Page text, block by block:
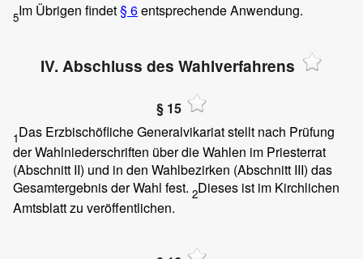
5Im Übrigen findet§ 6entsprechende Anwendung.
IV. Abschluss des Wahlverfahrens
§ 15
1Das Erzbischöfliche Generalvikariat stellt nach Prüfung
der Wahlniederschriften über die Wahlen im Priesterrat
(Abschnitt II) und in den Wahlbezirken (Abschnitt III) das
Gesamtergebnis der Wahl fest. 2Dieses ist im Kirchlichen
Amtsblatt zu veröffentlichen.